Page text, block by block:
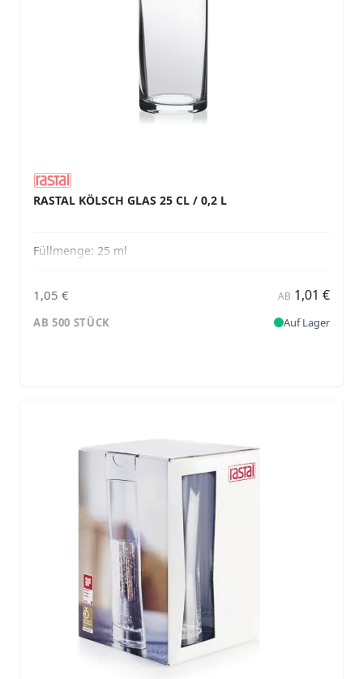
RASTAL KÖLSCH GLAS 25 CL / 0,2 L
Füllmenge: 25 ml
1,05 € AB 1,01 €
AB 500 STÜCK Auf Lager